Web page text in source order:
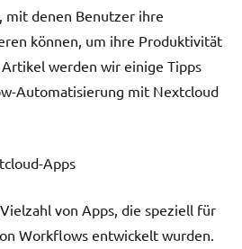
mit denen Benutzer ihre
können, um ihre Produktivität
werden wir einige Tipps
Automatisierung mit Nextcloud
Apps
von Apps, die speziell für
Workflows entwickelt wurden.